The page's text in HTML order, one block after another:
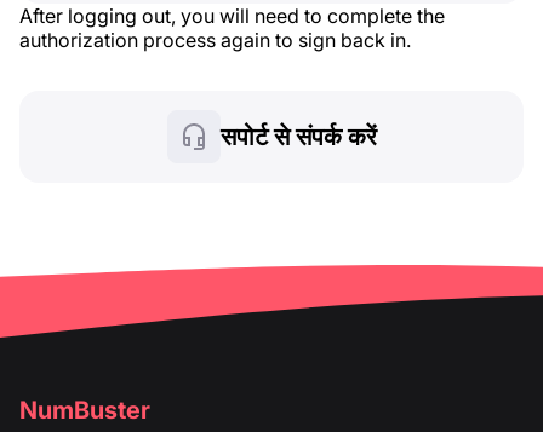
After logging out, you will need to complete the
authorization process again to sign back in.
सपोर्ट से संपर्क करें
NumBuster